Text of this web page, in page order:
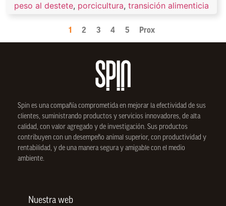
peso al destete, porcicultura, transición alimenticia
1 2 3 4 5 Prox
Spin es una compañía comprometida en mejorar la efectividad de sus
clientes, suministrando productos y servicios innovadores, de alta
calidad, con valor agregado y de investigación. Sus productos
contribuyen con un desempeño animal superior, con productividad y
rentabilidad, y de una manera segura y amigable con el medio
ambiente.
Nuestra web